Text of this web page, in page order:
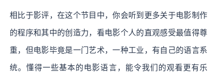
相比于影评，在这个节目中，你会听到更多关于电影制作
的程序和其中的创造力，看电影个人的直观感受最值得尊
重，但电影毕竟是一门艺术，一种工业，有自己的语言系
统。懂得一些基本的电影语言，能令我们的观看更有乐